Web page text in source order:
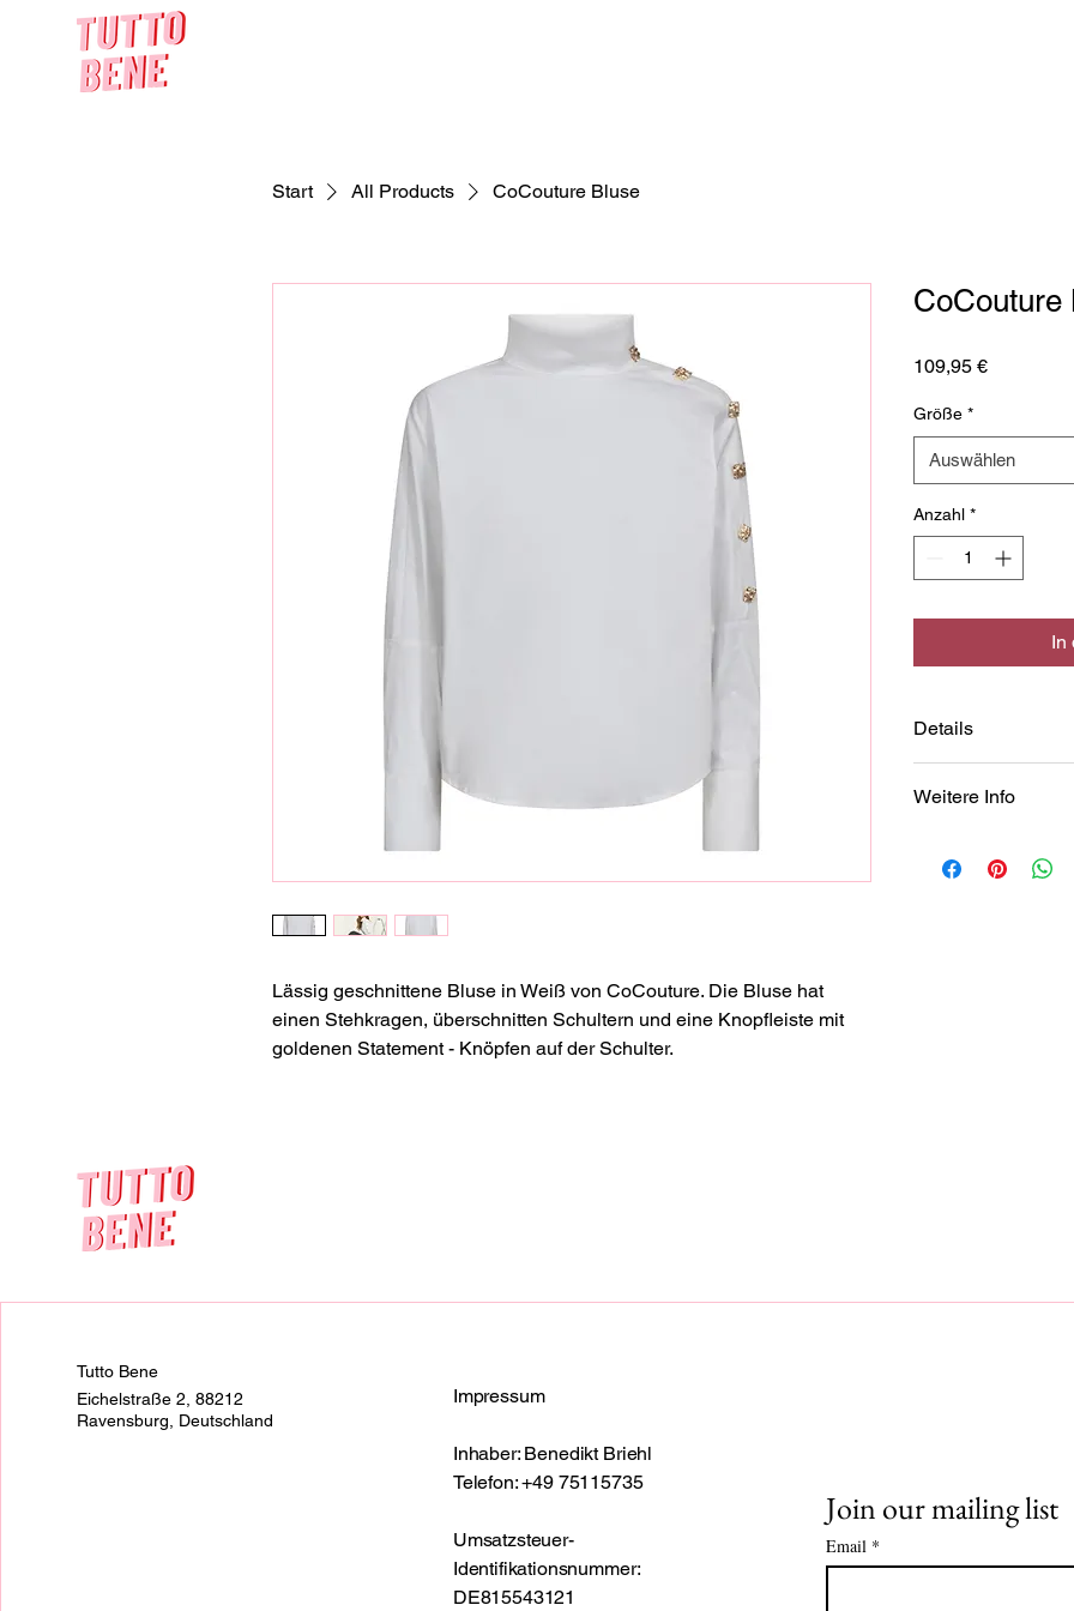
Start All Products CoCouture Bluse
Lässig geschnittene Bluse in Weiß von CoCouture. Die Bluse hat
einen Stehkragen, überschnitten Schultern und eine Knopfleiste mit
goldenen Statement - Knöpfen auf der Schulter.
CoCouture
109,95 €Preis
Größe *
Auswählen
Anzahl *
In
Details
Weitere Info
Tutto Bene
Eichelstraße 2, 88212
Ravensburg, Deutschland
Impressum
Inhaber: Benedikt Briehl
Telefon: +49 75115735
Umsatzsteuer-
Identifikationsnummer:
DE815543121
Join our mailing list
Email *